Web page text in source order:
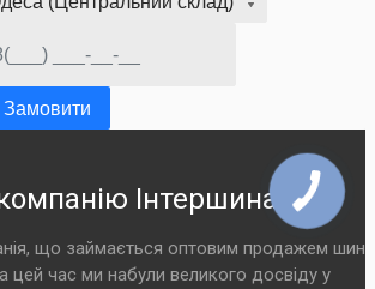
Замовити
Інтершина
що займається оптовим продажем шин
цей час ми набули великого досвіду у